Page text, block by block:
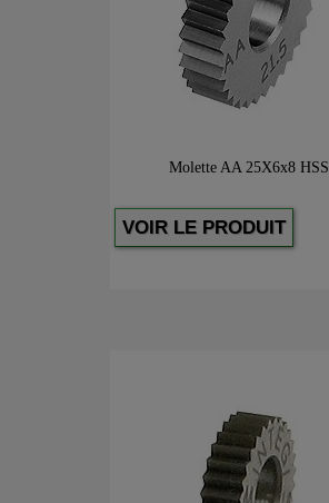
Molette AA 25X6x8 HSS
VOIR LE PRODUIT